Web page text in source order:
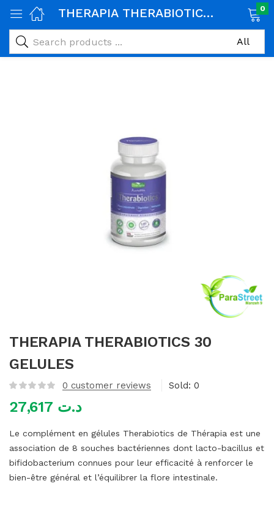
alimentaires)
THERAPIA THERABIOTICS 30 GELULES 0
THERAPIA THERABIOTICS 30
GELULES
0 customer reviews Sold: 0
د.ت
Le complément en gélules Therabiotics de Thérapia est une
association de 8 souches bactériennes dont lacto-bacillus et
bifidobacterium connues pour leur efficacité à renforcer le
bien-être général et l’équilibrer la flore intestinale.